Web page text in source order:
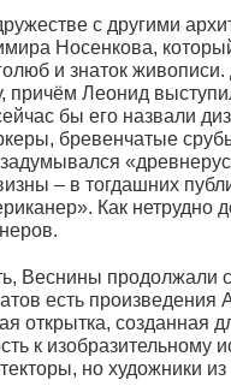
с другими
Носенкова,
и знаток
причём Леонид
бы его назвали
бревенчатые
– в тогдашних
Как нетрудно
Веснины продолжали
есть произведения
открытка, созданная
к изобразительному
но художники